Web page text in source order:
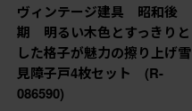
ヴィンテージ建具 昭和後
期 明るい木色とすっきりと
した格子が魅力の擦り上げ雪
見障子戸4枚セット (R-
086590)